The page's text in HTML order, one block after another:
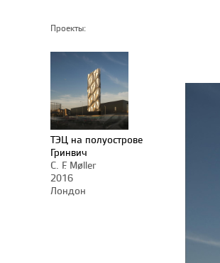
Проекты:
ТЭЦ на полуострове
Гринвич
C. F. Møller
2016
Лондон